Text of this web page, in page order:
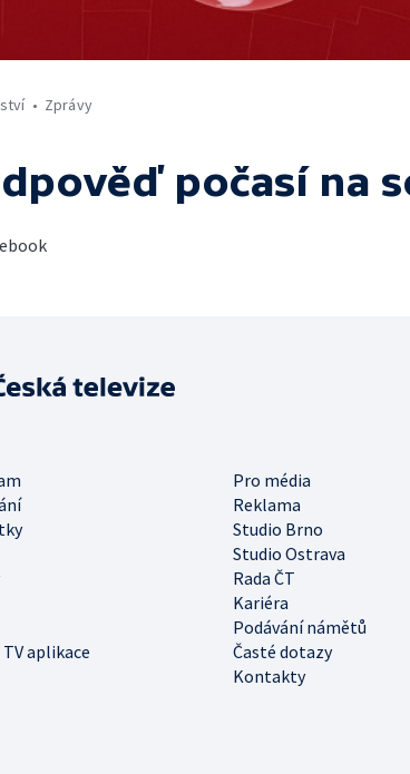
Zprávy
počasí na
Pro média
Reklama
Studio Brno
Studio Ostrava
Rada ČT
Kariéra
Podávání námětů
aplikace
Časté dotazy
Kontakty